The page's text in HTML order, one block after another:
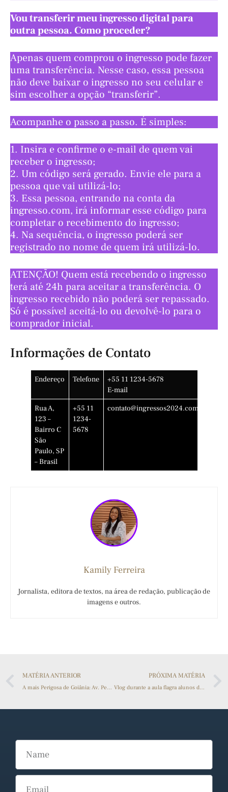
Vou transferir meu ingresso digital para
outra pessoa. Como proceder?
Apenas quem comprou o ingresso pode fazer
uma transferência. Nesse caso, essa pessoa
não deve baixar o ingresso no seu celular e
sim escolher a opção “transferir”.
Acompanhe o passo a passo. É simples:
1. Insira e confirme o e-mail de quem vai
receber o ingresso;
2. Um código será gerado. Envie ele para a
pessoa que vai utilizá-lo;
3. Essa pessoa, entrando na conta da
ingresso.com, irá informar esse código para
completar o recebimento do ingresso;
4. Na sequência, o ingresso poderá ser
registrado no nome de quem irá utilizá-lo.
ATENÇÃO! Quem está recebendo o ingresso
terá até 24h para aceitar a transferência. O
ingresso recebido não poderá ser repassado.
Só é possível aceitá-lo ou devolvê-lo para o
comprador inicial.
Informações de Contato
Endereço Telefone
+55 11 1234-5678
E-mail
Rua A,
123 –
Bairro C
São
Paulo, SP
– Brasil
+55 11
1234-
5678
contato@ingressos2024.com.br
Kamily Ferreira
Jornalista, editora de textos, na área de redação, publicação de
imagens e outros.
MATÉRIA ANTERIOR
A mais Perigosa de Goiânia: Av. Perimetral Norte
PRÓXIMA MATÉRIA
Vlog durante a aula flagra alunos de Jornalismo distraídos